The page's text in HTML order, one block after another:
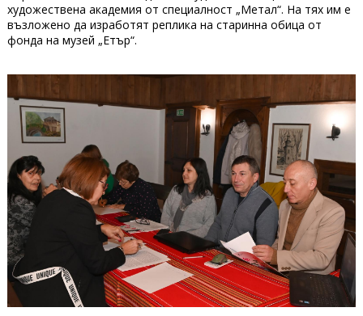
художествена академия от специалност „Метал“. На тях им е
възложено да изработят реплика на старинна обица от
фонда на музей „Етър“.